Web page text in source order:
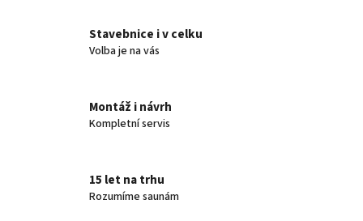
Stavebnice i v celku
Volba je na vás
Montáž i návrh
Kompletní servis
15 let na trhu
Rozumíme saunám